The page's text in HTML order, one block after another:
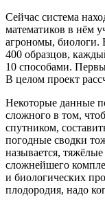
Сейчас система
математиков в нём
агрономы, биологи.
400 образцов,
10 способами.
В целом проект
Некоторые данные
сложного в том,
спутником,
погодные сводки
называется,
сложнейшего
и биологических
плодородия, надо